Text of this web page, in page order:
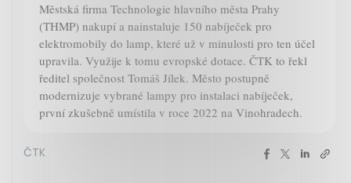
Městská firma Technologie hlavního města Prahy
(THMP) nakupí a nainstaluje 150 nabíječek pro
elektromobily do lamp, které už v minulosti pro ten účel
upravila. Využije k tomu evropské dotace. ČTK to řekl
ředitel společnost Tomáš Jílek. Město postupně
modernizuje vybrané lampy pro instalaci nabíječek,
první zkušebně umístila v roce 2022 na Vinohradech.
ČTK